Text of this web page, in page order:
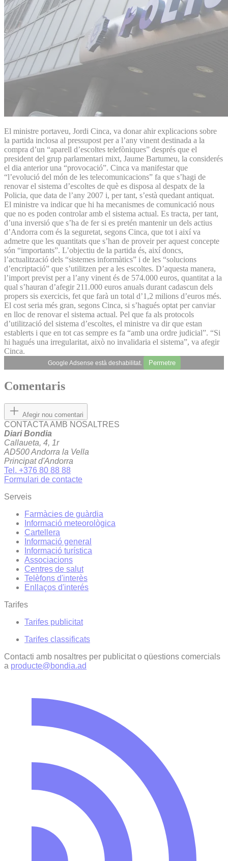
El ministre portaveu, Jordi Cinca, va donar ahir explicacions sobre
la partida inclosa al pressupost per a l’any vinent destinada a la
compra d’un “aparell d’escoltes telefòniques” després que el
president del grup parlamentari mixt, Jaume Bartumeu, la considerés
el dia anterior una “provocació”. Cinca va manifestar que
“l’evolució del món de les telecomunicacions” fa que s’hagi de
renovar el sistema d’escoltes de què es disposa al despatx de la
Policia, que data de l’any 2007 i, per tant, s’està quedant antiquat.
El ministre va indicar que hi ha mecanismes de comunicació nous
que no es poden controlar amb el sistema actual. Es tracta, per tant,
d’una inversió que s’ha de fer si es pretén mantenir un dels actius
d’Andorra com és la seguretat, segons Cinca, que tot i així va
admetre que les quantitats que s’han de proveir per aquest concepte
són “importants”. L’objectiu de la partida és, així doncs,
l’actualització dels “sistemes informàtics” i de les “solucions
d’encriptació” que s’utilitzen per a les escoltes. D’aquesta manera,
l’import previst per a l’any vinent és de 574.000 euros, quantitat a la
qual s’hauran d’afegir 211.000 euros anuals durant cadascun dels
propers sis exercicis, fet que farà un total d’1,2 milions d’euros més.
El cost seria més gran, segons Cinca, si s’hagués optat per canviar
en lloc de renovar el sistema actual. Pel que fa als protocols
d’utilització del sistema d’escoltes, el ministre va dir que estan
establerts i que en tot cas sempre es fa “amb una ordre judicial”. “Si
hi hagués una irregularitat, això no invalidaria el sistema”, va afegir
Cinca.
Google Adsense està deshabilitat. Permetre
Comentaris
Afegir nou comentari
CONTACTA AMB NOSALTRES
Diari Bondia
Callaueta, 4, 1r
AD500 Andorra la Vella
Principat d'Andorra
Tel. +376 80 88 88
Formulari de contacte
Serveis
Farmàcies de guàrdia
Informació meteorològica
Cartellera
Informació general
Informació turística
Associacions
Centres de salut
Telèfons d'interès
Enllaços d'interés
Tarifes
Tarifes publicitat
Tarifes classificats
Contacti amb nosaltres per publicitat o qüestions comercials
a producte@bondia.ad